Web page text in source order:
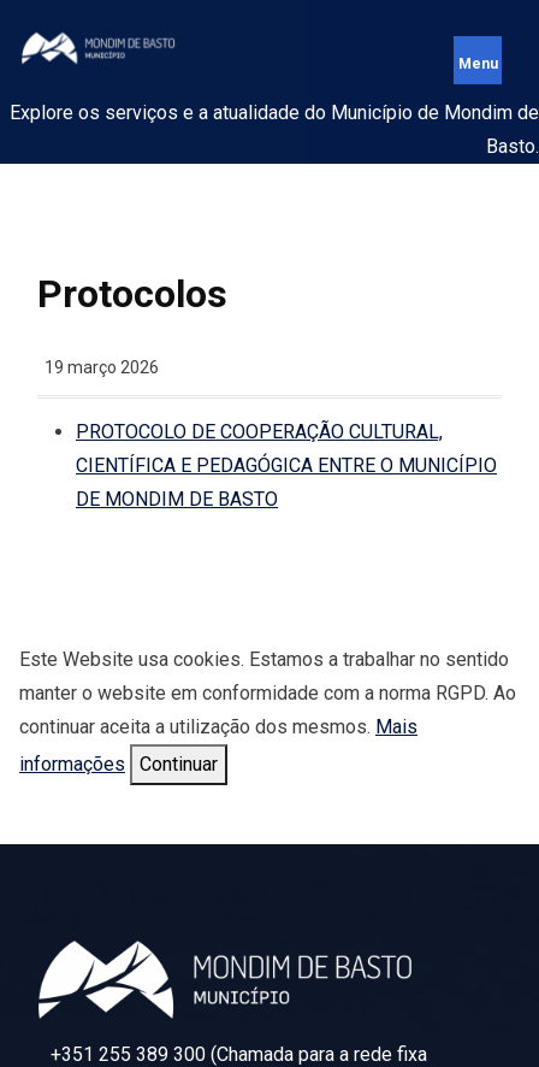
Explore os serviços e a atualidade do Município de Mondim de
Basto.
Protocolos
19 março 2026
PROTOCOLO DE COOPERAÇÃO CULTURAL,
CIENTÍFICA E PEDAGÓGICA ENTRE O MUNICÍPIO
DE MONDIM DE BASTO
Este Website usa cookies. Estamos a trabalhar no sentido
manter o website em conformidade com a norma RGPD. Ao
continuar aceita a utilização dos mesmos. Mais
informações
Continuar
+351 255 389 300 (Chamada para a rede fixa